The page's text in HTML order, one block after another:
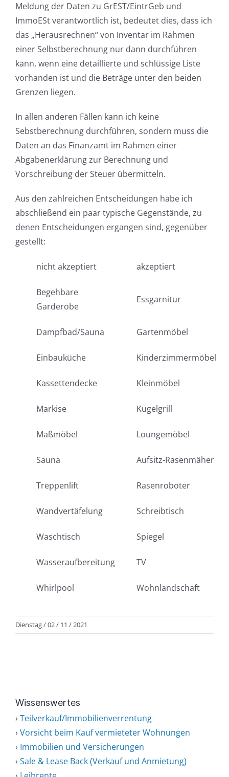
Meldung der Daten zu GrEST/EintrGeb und
ImmoESt verantwortlich ist, bedeutet dies, dass ich
das „Herausrechnen“ von Inventar im Rahmen
einer Selbstberechnung nur dann durchführen
kann, wenn eine detaillierte und schlüssige Liste
vorhanden ist und die Beträge unter den beiden
Grenzen liegen.
In allen anderen Fällen kann ich keine
Sebstberechnung durchführen, sondern muss die
Daten an das Finanzamt im Rahmen einer
Abgabenerklärung zur Berechnung und
Vorschreibung der Steuer übermitteln.
Aus den zahlreichen Entscheidungen habe ich
abschließend ein paar typische Gegenstände, zu
denen Entscheidungen ergangen sind, gegenüber
gestellt:
nicht akzeptiert akzeptiert
Begehbare
Garderobe
Essgarnitur
Dampfbad/Sauna Gartenmöbel
Einbauküche Kinderzimmermöbel
Kassettendecke Kleinmöbel
Markise Kugelgrill
Maßmöbel Loungemöbel
Sauna Aufsitz-Rasenmäher
Treppenlift Rasenroboter
Wandvertäfelung Schreibtisch
Waschtisch Spiegel
Wasseraufbereitung TV
Whirlpool Wohnlandschaft
Dienstag / 02 / 11 / 2021
Wissenswertes
› Teilverkauf/Immobilienverrentung
› Vorsicht beim Kauf vermieteter Wohnungen
› Immobilien und Versicherungen
› Sale & Lease Back (Verkauf und Anmietung)